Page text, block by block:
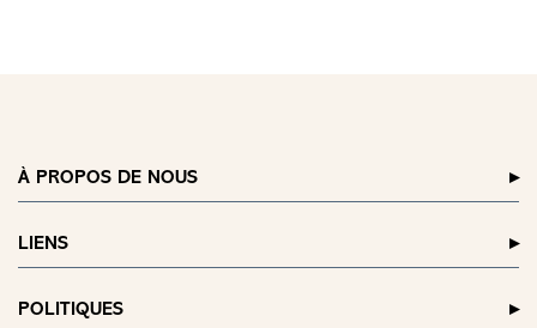
À PROPOS DE NOUS
LIENS
POLITIQUES